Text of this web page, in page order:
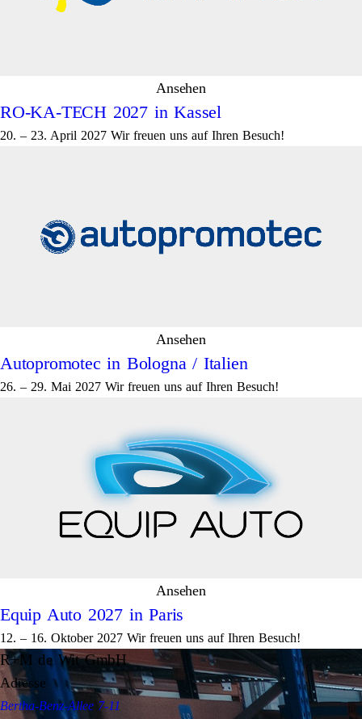
Ansehen
RO-KA-TECH 2027 in Kassel
20. – 23. April 2027 Wir freuen uns auf Ihren Besuch!
Ansehen
Autopromotec in Bologna / Italien
26. – 29. Mai 2027 Wir freuen uns auf Ihren Besuch!
Ansehen
Equip Auto 2027 in Paris
12. – 16. Oktober 2027 Wir freuen uns auf Ihren Besuch!
R+M de Wit GmbH
Adresse
Bertha-Benz-Allee 7-11